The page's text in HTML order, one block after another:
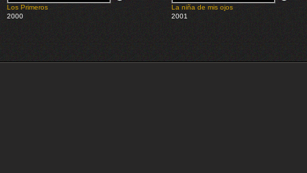
Los Primeros
2000
La niña de mis ojos
2001